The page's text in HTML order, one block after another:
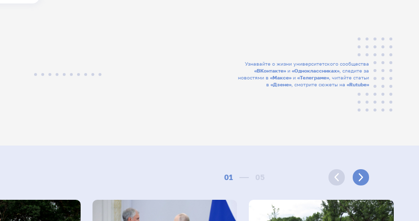
Узнавайте о жизни университетского сообщества
«ВКонтакте» и«Одноклассниках» , следите за
новостями в«Максе» и«Телеграме» , читайте статьи
в«Дзене» , смотрите сюжеты на«Rutube»
01 05